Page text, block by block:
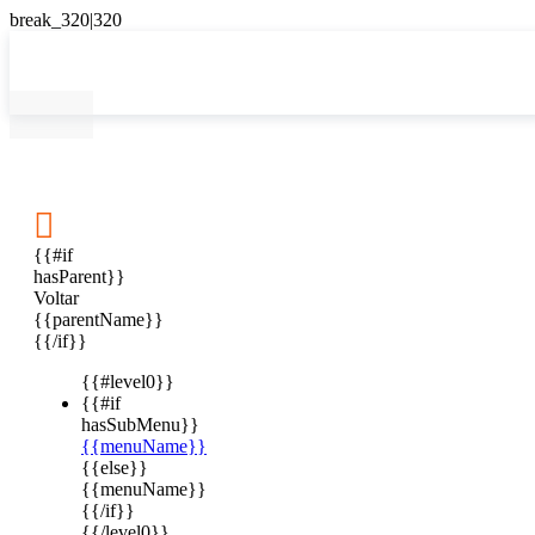

{{#if
hasParent}}
Voltar
{{parentName}}
{{/if}}
{{#level0}}
{{#if
hasSubMenu}}
{{menuName}}
{{else}}
{{menuName}}
{{/if}}